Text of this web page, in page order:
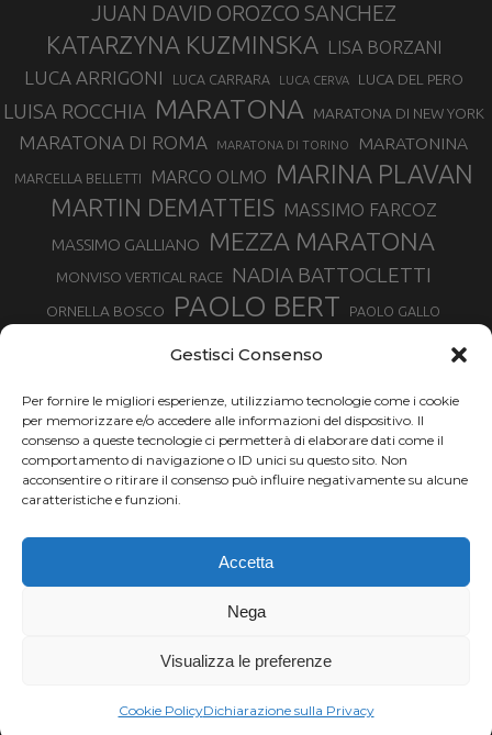
Gestisci Consenso
Per fornire le migliori esperienze, utilizziamo tecnologie come i cookie
per memorizzare e/o accedere alle informazioni del dispositivo. Il
consenso a queste tecnologie ci permetterà di elaborare dati come il
comportamento di navigazione o ID unici su questo sito. Non
acconsentire o ritirare il consenso può influire negativamente su alcune
caratteristiche e funzioni.
Accetta
Nega
Visualizza le preferenze
Cookie PolicyDichiarazione sulla Privacy
JUAN DAVID OROZCO SANCHEZ
KATARZYNA KUZMINSKA LISA BORZANI
LUCA ARRIGONI LUCA CARRARA LUCA CERVA LUCA DEL PERO
LUISA ROCCHIA MARATONA MARATONA DI NEW YORK
MARATONA DI ROMA MARATONA DI TORINO MARATONINA
MARCELLA BELLETTI MARCO OLMO MARINA PLAVAN
MARTIN DEMATTEIS MASSIMO FARCOZ
MASSIMO GALLIANO MEZZA MARATONA
MONVISO VERTICAL RACE NADIA BATTOCLETTI
ORNELLA BOSCO PAOLO BERT PAOLO GALLO
SILVIA SERAFINI SONIA GLAREY TAVAGNASCO TOR DES GEANTS
TOUR MONVISO TRAIL TRAIL MONTE CASTO TROFEO KIMA
TURIN MARATHON URBAN ZEMMER VAL DI FASSA RUNNING
VALENTINA BELOTTI
VENICE MARATHON
XAVIER CHEVRIER
YEMAN CRIPPA
Chi siamo | Termini d'uso | Privacy |